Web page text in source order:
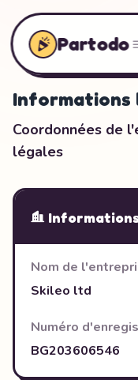
Partodo
Informations
Coordonnées de
légales
Nom de
Skileo ltd
Numéro
BG203606546